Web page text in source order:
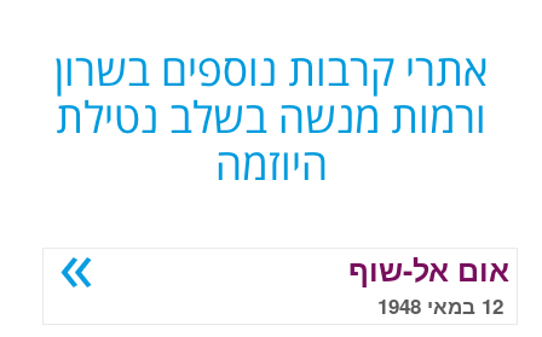
אתרי קרבות נוספים בשרון
ורמות מנשה בשלב נטילת
היוזמה
אום אל-שוף
12 במאי 1948